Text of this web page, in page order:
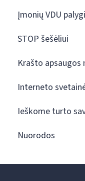
Įmonių VDU
STOP šešėliui
Krašto
Interneto
Ieškome turto
Nuorodos